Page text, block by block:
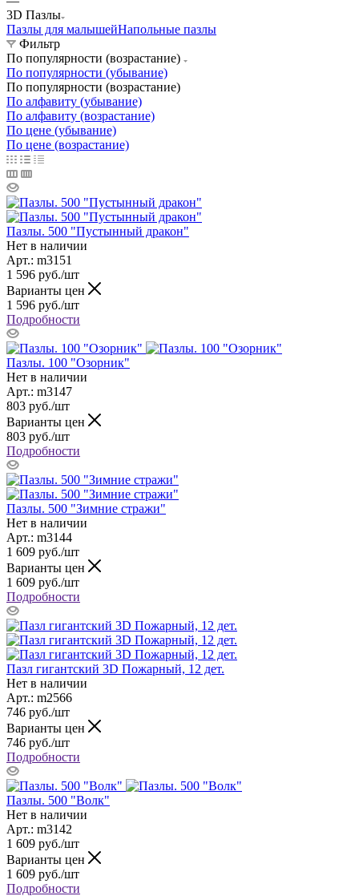
3D Пазлы
Пазлы для малышейНапольные пазлы
Фильтр
По популярности (возрастание)
По популярности (убывание)
По популярности (возрастание)
По алфавиту (убывание)
По алфавиту (возрастание)
По цене (убывание)
По цене (возрастание)
Пазлы. 500 "Пустынный дракон"
Нет в наличии
Арт.: m3151
1 596 руб./шт
Варианты цен
1 596 руб./шт
Подробности
Пазлы. 100 "Озорник"
Нет в наличии
Арт.: m3147
803 руб./шт
Варианты цен
803 руб./шт
Подробности
Пазлы. 500 "Зимние стражи"
Нет в наличии
Арт.: m3144
1 609 руб./шт
Варианты цен
1 609 руб./шт
Подробности
Пазл гигантский 3D Пожарный, 12 дет.
Нет в наличии
Арт.: m2566
746 руб./шт
Варианты цен
746 руб./шт
Подробности
Пазлы. 500 "Волк"
Нет в наличии
Арт.: m3142
1 609 руб./шт
Варианты цен
1 609 руб./шт
Подробности